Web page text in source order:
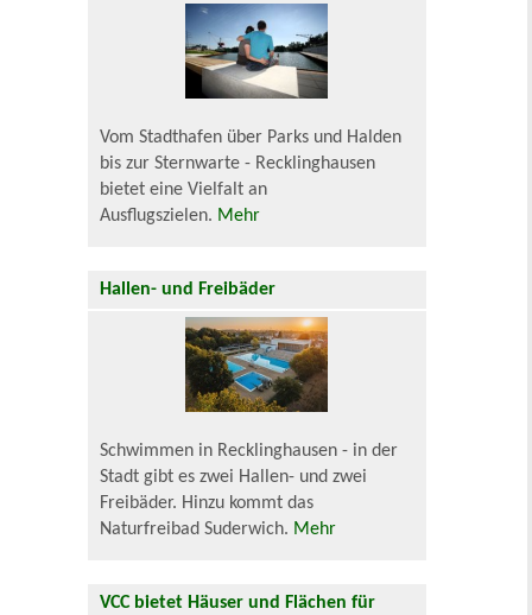
Vom Stadthafen über Parks und Halden
bis zur Sternwarte - Recklinghausen
bietet eine Vielfalt an
Ausflugszielen. Mehr
Hallen- und Freibäder
Schwimmen in Recklinghausen - in der
Stadt gibt es zwei Hallen- und zwei
Freibäder. Hinzu kommt das
Naturfreibad Suderwich. Mehr
VCC bietet Häuser und Flächen für